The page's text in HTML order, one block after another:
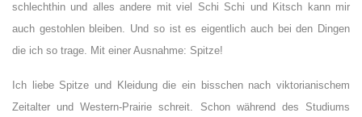
schlechthin und alles andere mit viel Schi Schi und Kitsch kann mir
auch gestohlen bleiben. Und so ist es eigentlich auch bei den Dingen
die ich so trage. Mit einer Ausnahme: Spitze!
Ich liebe Spitze und Kleidung die ein bisschen nach viktorianischem
Zeitalter und Western-Prairie schreit. Schon während des Studiums